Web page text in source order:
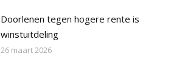
Doorlenen tegen hogere rente is
winstuitdeling
26 maart 2026